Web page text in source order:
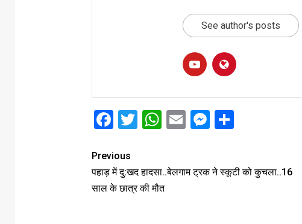
See author's posts
Facebook
Twitter
WhatsApp
EmailMessenger
Share
Previous
पहाड़ में दु:खद हादसा..बेलगाम ट्रक ने स्कूटी को कुचला..16
साल के छात्र की मौत